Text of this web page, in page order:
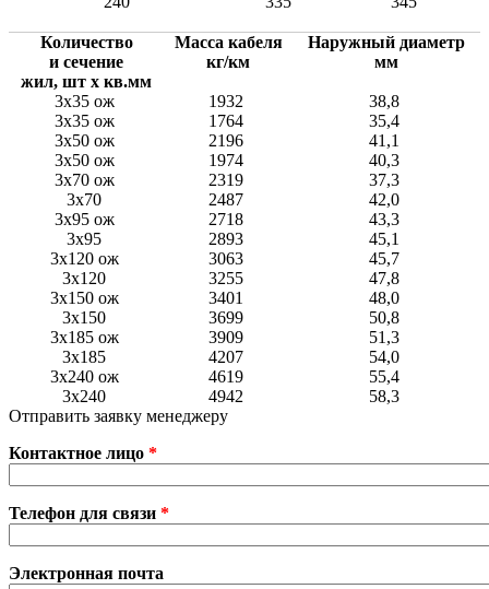
Количество
и сечение
жил, шт х кв.мм
Масса кабеля
кг/км
Наружный диаметр
мм
3х35 ож 1932
38,8
3х35 ож
1764
35,4
3х50 ож
2196
41,1
3х50 ож
1974
40,3
3х70 ож
2319
37,3
3х70
2487
42,0
3х95 ож
2718
43,3
3х95
2893
45,1
3х120 ож
3063
45,7
3х120
3255
47,8
3х150 ож
3401
48,0
3х150
3699
50,8
3х185 ож
3909
51,3
3х185
4207
54,0
3х240 ож
4619
55,4
3х240
4942
58,3
Отправить заявку менеджеру
Контактное лицо *
Телефон для связи *
Электронная почта